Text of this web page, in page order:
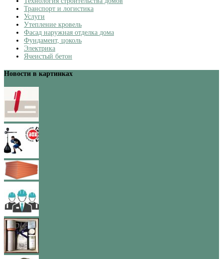
Транспорт и логистика
Услуги
Утепление кровель
Фасад наружная отделка дома
Фундамент, цоколь
Электрика
Ячеистый бетон
Новости в картинках